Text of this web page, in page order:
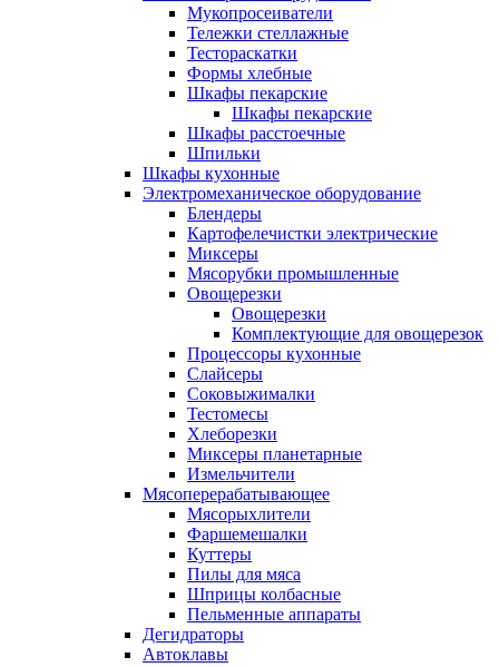
Мукопросеиватели
Тележки стеллажные
Тестораскатки
Формы хлебные
Шкафы пекарские
Шкафы пекарские
Шкафы расстоечные
Шпильки
Шкафы кухонные
Электромеханическое оборудование
Блендеры
Картофелечистки электрические
Миксеры
Мясорубки промышленные
Овощерезки
Овощерезки
Комплектующие для овощерезок
Процессоры кухонные
Слайсеры
Соковыжималки
Тестомесы
Хлеборезки
Миксеры планетарные
Измельчители
Мясоперерабатывающее
Мясорыхлители
Фаршемешалки
Куттеры
Пилы для мяса
Шприцы колбасные
Пельменные аппараты
Дегидраторы
Автоклавы